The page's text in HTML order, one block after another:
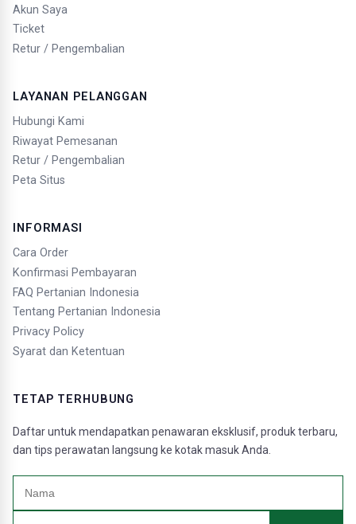
Akun Saya
Ticket
Retur / Pengembalian
LAYANAN PELANGGAN
Hubungi Kami
Riwayat Pemesanan
Retur / Pengembalian
Peta Situs
INFORMASI
Cara Order
Konfirmasi Pembayaran
FAQ Pertanian Indonesia
Tentang Pertanian Indonesia
Privacy Policy
Syarat dan Ketentuan
TETAP TERHUBUNG
Daftar untuk mendapatkan penawaran eksklusif, produk terbaru,
dan tips perawatan langsung ke kotak masuk Anda.